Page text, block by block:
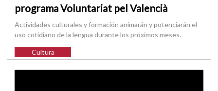
programa Voluntariat pel Valencià
Actividades culturales y formación animarán y potenciarán el
uso cotidiano de la lengua durante los próximos meses.
Cultura